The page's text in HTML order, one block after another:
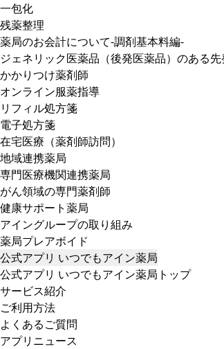
一包化
残薬整理
薬局のお会計について-調剤基本料編-
ジェネリック医薬品（後発医薬品）のある
かかりつけ薬剤師
オンライン服薬指導
リフィル処方箋
電子処方箋
在宅医療（薬剤師訪問）
地域連携薬局
専門医療機関連携薬局
がん領域の専門薬剤師
健康サポート薬局
アイングループの取り組み
薬局プレアボイド
公式アプリ いつでもアイン薬局
公式アプリ いつでもアイン薬局トップ
サービス紹介
ご利用方法
よくあるご質問
アプリニュース